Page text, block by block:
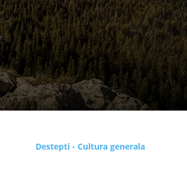
Destepti - Cultura generala